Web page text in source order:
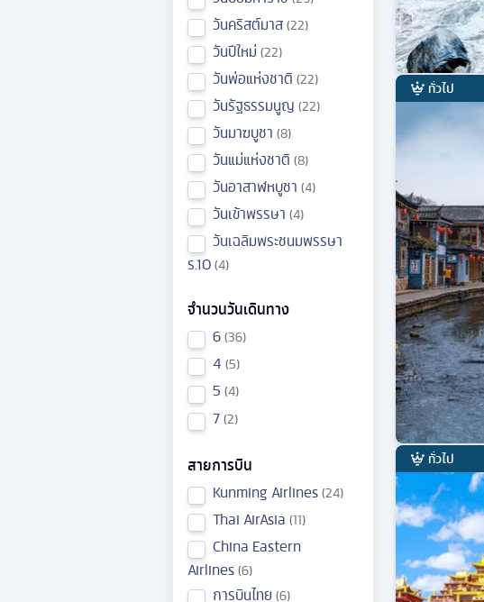
วันคริสต์มาส 22
วันปีใหม่ 22
วันพ่อแห่งชาติ 22
วันรัฐธรรมนูญ 22
วันมาฆบูชา 8
วันแม่แห่งชาติ 8
วันอาสาฬหบูชา 4
วันเข้าพรรษา 4
วันเฉลิมพระชนมพรรษา
ร.10 4
จำนวนวันเดินทาง
6 36
4 5
5 4
7 2
สายการบิน
Kunming Airlines 24
Thai AirAsia 11
China Eastern
Airlines 6
การบินไทย 6
ทั่วไป
ทั่วไป